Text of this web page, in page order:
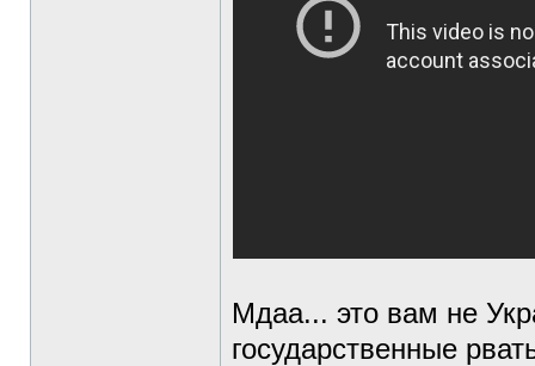
Мдаа... это вам не
государственные